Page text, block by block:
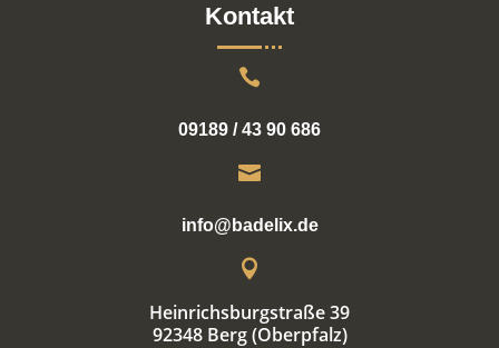
Kontakt

09189 / 43 90 686

info@badelix.de

Heinrichsburgstraße 39
92348 Berg (Oberpfalz)